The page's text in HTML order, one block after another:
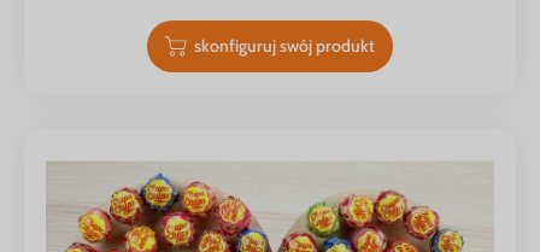
skonfiguruj swój produkt